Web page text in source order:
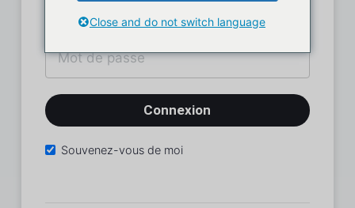
Souvenez-vous de moi
Close and do not switch language